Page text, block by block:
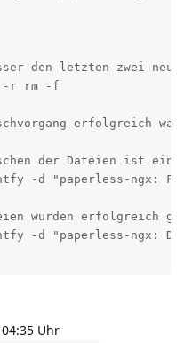
den letzten zwei
r rm -f
erfolgreich war
der Dateien ist ein
-d "paperless-ngx:
wurden erfolgreich
-d "paperless-ngx:
Uhr